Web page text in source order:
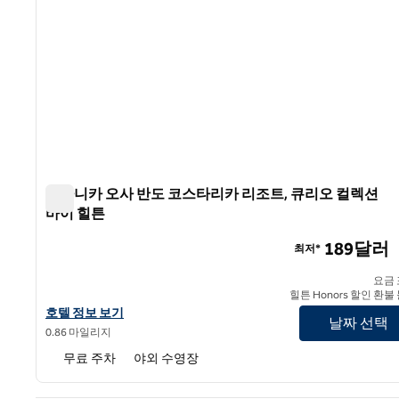
보타니카 오사 반도 코스타리카 리조트, 큐리오 컬렉션
바이 힐튼
보타니카 오사 반도 코스타리카 리조트, 큐리오 컬렉션 바이 힐튼의
호텔 정보 보기
0.86 마일리지
최저* 189달러
요금
힐튼 Honors 할인 환불
날짜 선택
무료 주차 야외 수영장